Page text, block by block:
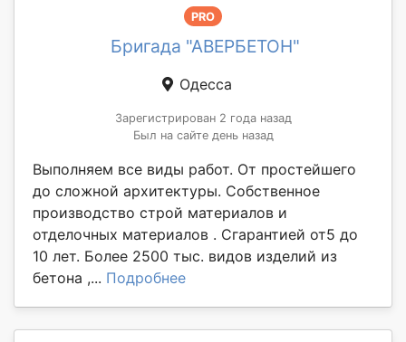
PRO
Бригада "АВЕРБЕТОН"
Одесса
Зарегистрирован 2 года назад
Был на сайте день назад
Выполняем все виды работ. От простейшего
до сложной архитектуры. Собственное
производство строй материалов и
отделочных материалов . Сгарантией от5 до
10 лет. Более 2500 тыс. видов изделий из
бетона ,... Подробнее